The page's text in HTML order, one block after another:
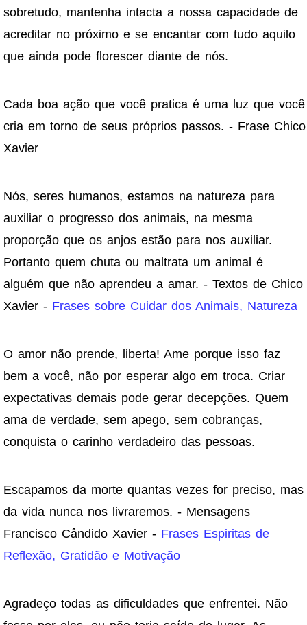
sobretudo, mantenha intacta a nossa capacidade de
acreditar no próximo e se encantar com tudo aquilo
que ainda pode florescer diante de nós.
Cada boa ação que você pratica é uma luz que você
cria em torno de seus próprios passos. - Frase Chico
Xavier
Nós, seres humanos, estamos na natureza para
auxiliar o progresso dos animais, na mesma
proporção que os anjos estão para nos auxiliar.
Portanto quem chuta ou maltrata um animal é
alguém que não aprendeu a amar. - Textos de Chico
Xavier - Frases sobre Cuidar dos Animais, Natureza
O amor não prende, liberta! Ame porque isso faz
bem a você, não por esperar algo em troca. Criar
expectativas demais pode gerar decepções. Quem
ama de verdade, sem apego, sem cobranças,
conquista o carinho verdadeiro das pessoas.
Escapamos da morte quantas vezes for preciso, mas
da vida nunca nos livraremos. - Mensagens
Francisco Cândido Xavier - Frases Espiritas de
Reflexão, Gratidão e Motivação
Agradeço todas as dificuldades que enfrentei. Não